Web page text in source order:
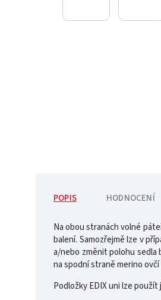
POPIS HODNOCENÍ
Na obou stranách volné
balení. Samozřejmě lze v
a/nebo změnit polohu sedla
na spodní straně merino
Podložky EDIX uni lze